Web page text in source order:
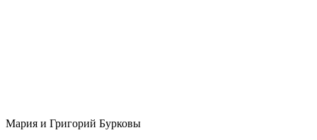
Мария и Григорий Бурковы